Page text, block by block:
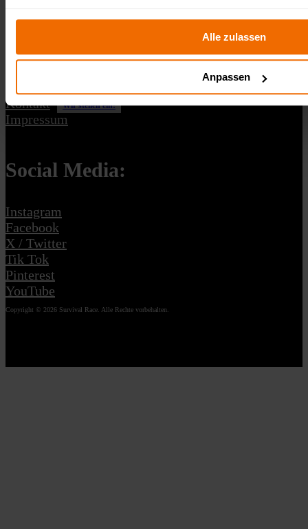
Alle zulassen
Anpassen
Blog / Elternratgeber
Kontakt
Wir stellen ein!
Impressum
Social Media:
Instagram
Facebook
X / Twitter
Tik Tok
Pinterest
YouTube
Copyright © 2026 Survival Race. Alle Rechte vorbehalten.